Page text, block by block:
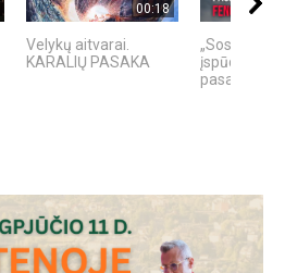
00:18
Velykų aitvarai.
KARALIŲ PASAKA
„Sostų
įspūdingas
pasaulio